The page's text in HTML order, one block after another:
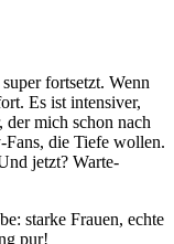
fortsetzt. Wenn
Es ist intensiver,
der mich schon nach
Fans, die Tiefe wollen.
jetzt? Warte-
starke Frauen, echte
pur!